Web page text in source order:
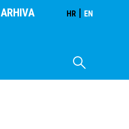
ARHIVA HR | EN